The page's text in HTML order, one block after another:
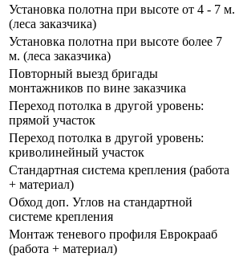
Установка полотна при высоте от 4 - 7 м.
(леса заказчика)
Установка полотна при высоте более 7
м. (леса заказчика)
Повторный выезд бригады
монтажников по вине заказчика
Переход потолка в другой уровень:
прямой участок
Переход потолка в другой уровень:
криволинейный участок
Стандартная система крепления (работа
+ материал)
Обход доп. Углов на стандартной
системе крепления
Монтаж теневого профиля Еврокрааб
(работа + материал)